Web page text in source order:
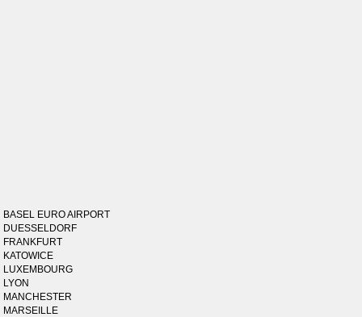
BASEL EURO AIRPORT
DUESSELDORF
FRANKFURT
KATOWICE
LUXEMBOURG
LYON
MANCHESTER
MARSEILLE